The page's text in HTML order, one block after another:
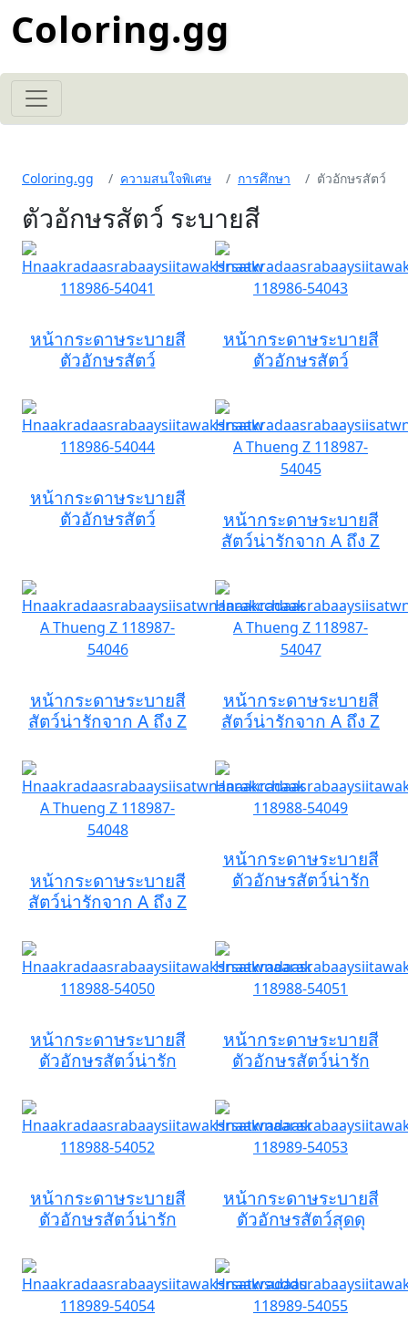
Coloring.gg
Coloring.gg ความสนใจพิเศษ การศึกษา ตัวอักษรสัตว์
ตัวอักษรสัตว์ ระบายสี
หน้ากระดาษระบายสี
ตัวอักษรสัตว์
หน้ากระดาษระบายสี
ตัวอักษรสัตว์
หน้ากระดาษระบายสี
ตัวอักษรสัตว์
หน้ากระดาษระบายสี
สัตว์น่ารักจาก A ถึง Z
หน้ากระดาษระบายสี
สัตว์น่ารักจาก A ถึง Z
หน้ากระดาษระบายสี
สัตว์น่ารักจาก A ถึง Z
หน้ากระดาษระบายสี
สัตว์น่ารักจาก A ถึง Z
หน้ากระดาษระบายสี
ตัวอักษรสัตว์น่ารัก
หน้ากระดาษระบายสี
ตัวอักษรสัตว์น่ารัก
หน้ากระดาษระบายสี
ตัวอักษรสัตว์น่ารัก
หน้ากระดาษระบายสี
ตัวอักษรสัตว์น่ารัก
หน้ากระดาษระบายสี
ตัวอักษรสัตว์สุดดุ